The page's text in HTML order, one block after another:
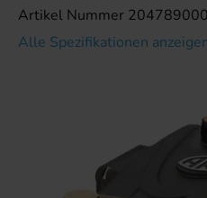
Artikel Nummer 204789000
Alle Spezifikationen